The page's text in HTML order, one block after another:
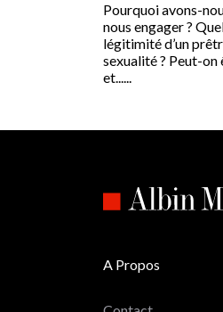
Pourquoi avons-
nous engager ?
légitimité d’un
sexualité ? Peut-
et......
A Propos